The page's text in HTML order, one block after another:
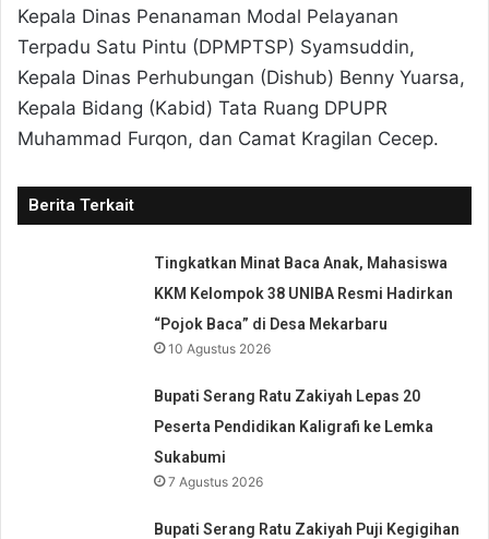
Kepala Dinas Penanaman Modal Pelayanan
Terpadu Satu Pintu (DPMPTSP) Syamsuddin,
Kepala Dinas Perhubungan (Dishub) Benny Yuarsa,
Kepala Bidang (Kabid) Tata Ruang DPUPR
Muhammad Furqon, dan Camat Kragilan Cecep.
Berita Terkait
Tingkatkan Minat Baca Anak, Mahasiswa
KKM Kelompok 38 UNIBA Resmi Hadirkan
“Pojok Baca” di Desa Mekarbaru
10 Agustus 2026
Bupati Serang Ratu Zakiyah Lepas 20
Peserta Pendidikan Kaligrafi ke Lemka
Sukabumi
7 Agustus 2026
Bupati Serang Ratu Zakiyah Puji Kegigihan